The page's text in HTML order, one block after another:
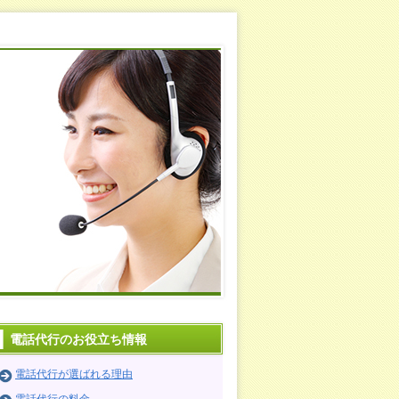
電話代行のお役立ち情報
電話代行が選ばれる理由